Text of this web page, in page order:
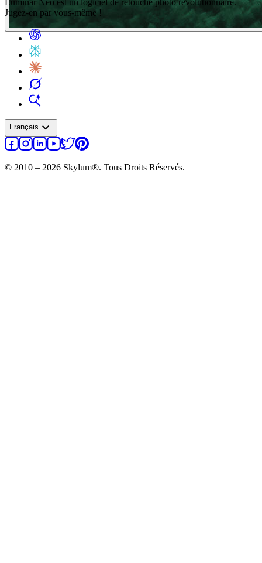
Luminar Neo est un logiciel de retouche photo révolutionnaire.
Jugez-en par vous-même !
Français expand_more
© 2010 – 2026 Skylum®. Tous Droits Réservés.